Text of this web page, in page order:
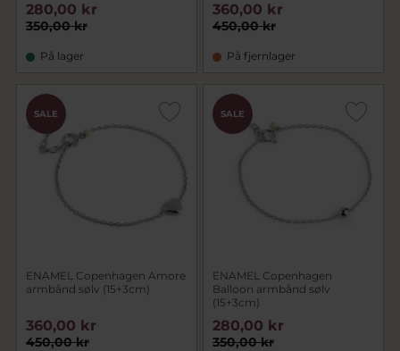
350,00 kr
280,00 kr
På lager
450,00 kr
360,00 kr
På fjernlager
SALE
ENAMEL Copenhagen Amore
armbånd sølv (15+3cm)
450,00 kr
360,00 kr
SALE
ENAMEL Copenhagen
Balloon armbånd sølv
(15+3cm)
350,00 kr
280,00 kr